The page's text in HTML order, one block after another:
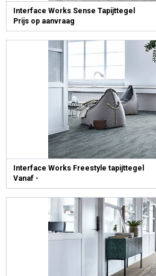
Interface Works Sense Tapijttegel
Prijs op aanvraag
Interface Works Freestyle tapijttegel
Vanaf -